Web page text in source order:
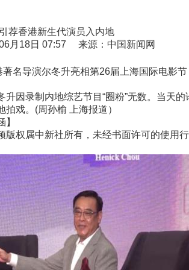
荐香港新生代演员入内地
月18日 07:57 来源：中国新闻网
导演尔冬升亮相第26届上海国际电影节
录制内地综艺节目“圈粉”无数。当天的
拍戏。(周孙榆 上海报道）
版权属中新社所有，未经书面许可的使用